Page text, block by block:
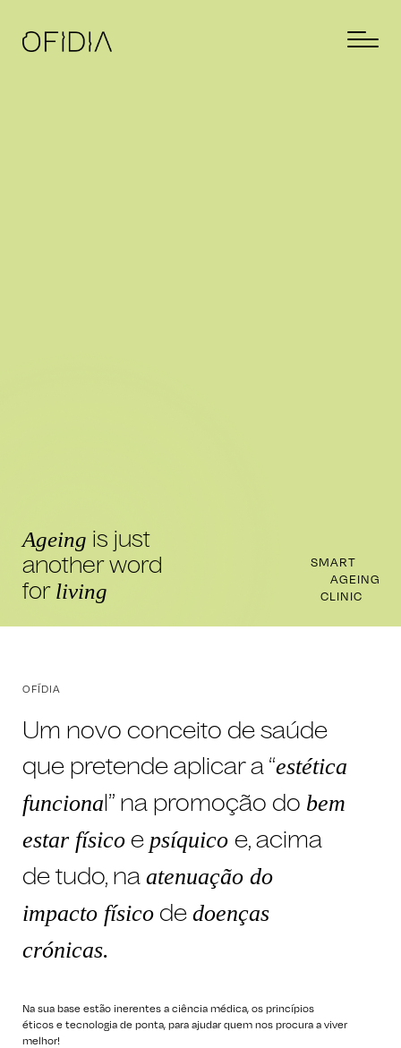
Ageing is just
another word
for living
SMART
AGEING
CLINIC
OFÍDIA
Um novo conceito de saúde
que pretende aplicar a “estética
funcional” na promoção do bem
estar físico e psíquico e, acima
de tudo, na atenuação do
impacto físico de doenças
crónicas.
Na sua base estão inerentes a ciência médica, os princípios
éticos e tecnologia de ponta, para ajudar quem nos procura a viver
melhor!